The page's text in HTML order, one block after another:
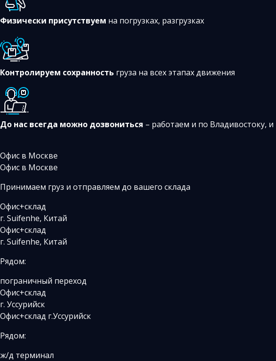
Физически присутствуем на погрузках, разгрузках
Контролируем сохранность груза на всех этапах движения
До нас всегда можно дозвониться – работаем и по Владивостоку,
Офис в Москве
Офис в Москве
Принимаем груз и отправляем до вашего склада
Офис+склад
г. Suifenhe, Китай
Офис+склад
г. Suifenhe, Китай
Рядом:
пограничный переход
Офис+склад
г. Уссурийск
Офис+склад г.Уссурийск
Рядом:
ж/д терминал